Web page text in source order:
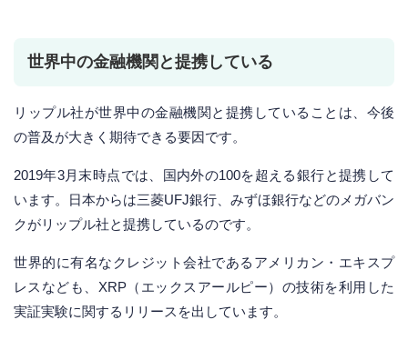
世界中の金融機関と提携している
リップル社が世界中の金融機関と提携していることは、今後
の普及が大きく期待できる要因です。
2019年3月末時点では、国内外の100を超える銀行と提携して
います。日本からは三菱UFJ銀行、みずほ銀行などのメガバン
クがリップル社と提携しているのです。
世界的に有名なクレジット会社であるアメリカン・エキスプ
レスなども、XRP（エックスアールピー）の技術を利用した
実証実験に関するリリースを出しています。